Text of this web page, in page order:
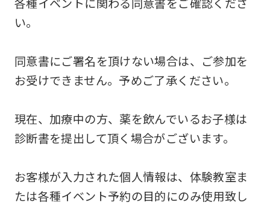
い。
同意書にご署名を頂けない場合は、ご参加を
お受けできません。予めご了承ください。
現在、加療中の方、薬を飲んでいるお子様は
診断書を提出して頂く場合がございます。
お客様が入力された個人情報は、体験教室ま
たは各種イベント予約の目的にのみ使用致し